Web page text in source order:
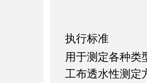
执行标准
用于测定各种类
工布透水性测定